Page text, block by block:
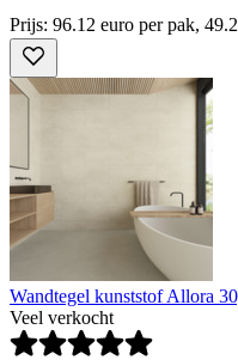
Prijs: 96.12 euro per pak,
Wandtegel kunststof Allora
Veel verkocht